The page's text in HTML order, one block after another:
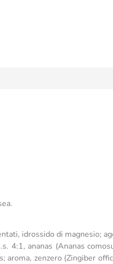
idrossido di magnesio;
4:1, ananas (Ananas
zenzero (Zingiber